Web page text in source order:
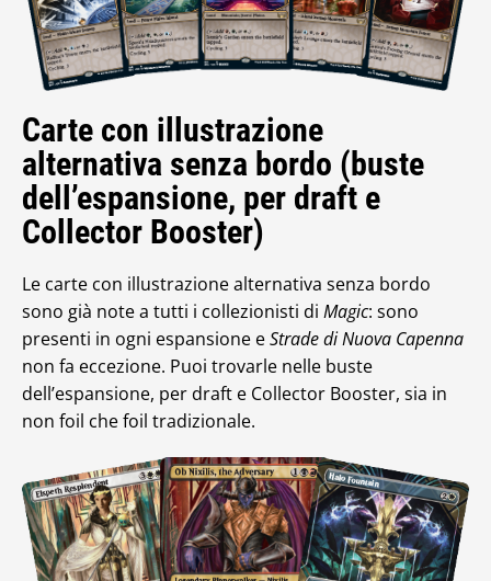
Carte con illustrazione
alternativa senza bordo (buste
dell’espansione, per draft e
Collector Booster)
Le carte con illustrazione alternativa senza bordo
sono già note a tutti i collezionisti di Magic: sono
presenti in ogni espansione eStrade di Nuova Capenna
non fa eccezione. Puoi trovarle nelle buste
dell’espansione, per draft e Collector Booster, sia in
non foil che foil tradizionale.